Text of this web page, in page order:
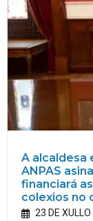
A alcaldesa
ANPAS
financiará
colexios no
23 DE